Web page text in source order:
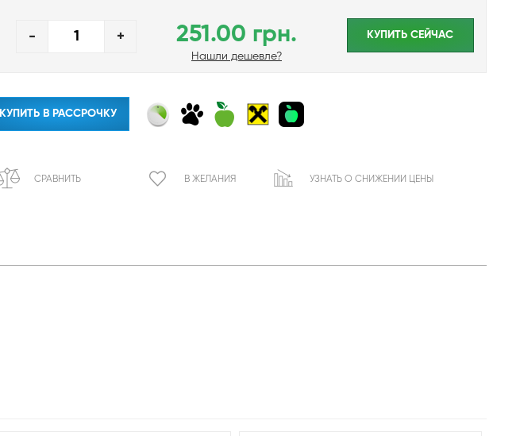
- + 251.00 грн.
Нашли дешевле?
КУПИТЬ CЕЙЧАС
КУПИТЬ В РАССРОЧКУ
СРАВНИТЬ В ЖЕЛАНИЯ УЗНАТЬ О СНИЖЕНИИ ЦЕНЫ